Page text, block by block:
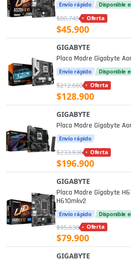
Envío rápido Disponible
$80.745 Oferta
$45.900
GIGABYTE
Placa Madre Gigabyte
Envío rápido Disponible
$212.660 Oferta
$128.900
GIGABYTE
Placa Madre Gigabyte
Envío rápido
$233.936 Oferta
$196.900
GIGABYTE
Placa Madre Gigabyte
H610mkv2
Envío rápido Disponible
$95.638 Oferta
$79.900
GIGABYTE